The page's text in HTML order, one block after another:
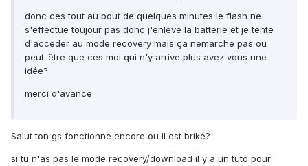
donc ces tout au bout de quelques minutes le flash ne
s'effectue toujour pas donc j'enleve la batterie et je tente
d'acceder au mode recovery mais ça nemarche pas ou
peut-être que ces moi qui n'y arrive plus avez vous une
idée?
merci d'avance
Salut ton gs fonctionne encore ou il est briké?
si tu n'as pas le mode recovery/download il y a un tuto pour